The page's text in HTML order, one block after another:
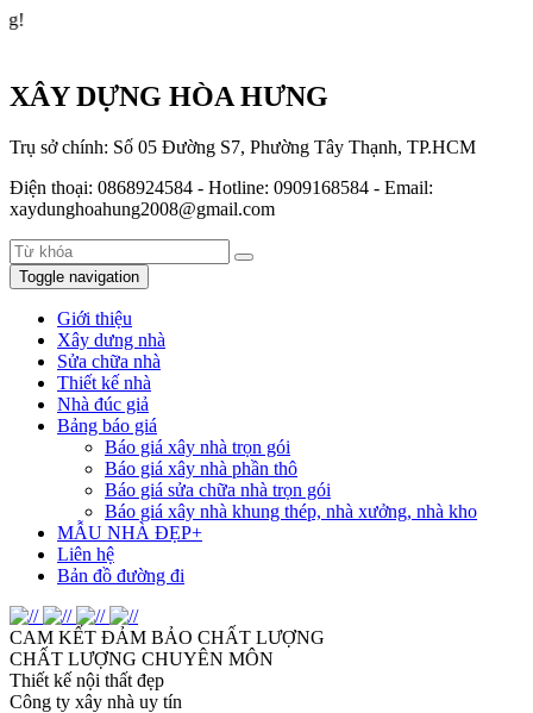
XÂY DỰNG HÒA HƯNG
Trụ sở chính: Số 05 Đường S7, Phường Tây Thạnh, TP.HCM
Điện thoại: 0868924584 - Hotline: 0909168584 - Email:
xaydunghoahung2008@gmail.com
Toggle navigation
Giới thiệu
Xây dưng nhà
Sửa chữa nhà
Thiết kế nhà
Nhà đúc giả
Bảng báo giá
Báo giá xây nhà trọn gói
Báo giá xây nhà phần thô
Báo giá sửa chữa nhà trọn gói
Báo giá xây nhà khung thép, nhà xưởng, nhà kho
MẪU NHÀ ĐẸP+
Liên hệ
Bản đồ đường đi
CAM KẾT ĐẢM BẢO CHẤT LƯỢNG
CHẤT LƯỢNG CHUYÊN MÔN
Thiết kế nội thất đẹp
Công ty xây nhà uy tín